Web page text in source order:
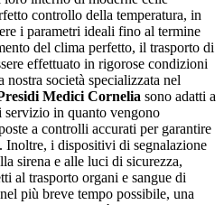
controllo della temperatura, in
i parametri ideali fino al termine
del clima perfetto, il trasporto di
effettuato in rigorose condizioni
società specializzata nel
Medici Cornelia sono adatti a
servizio in quanto vengono
a controlli accurati per garantire
Inoltre, i dispositivi di segnalazione
sirena e alle luci di sicurezza,
al trasporto organi e sangue di
più breve tempo possibile, una